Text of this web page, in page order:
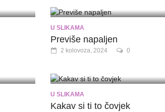
U SLIKAMA
Previše napaljen
2 kolovoza, 2024 0
U SLIKAMA
Kakav si ti to čovjek